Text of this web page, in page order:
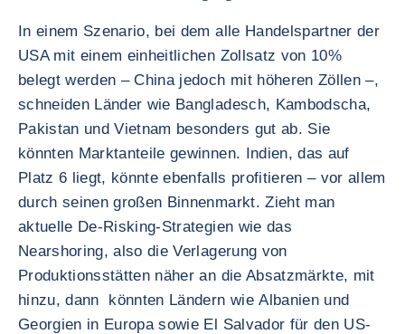
In einem Szenario, bei dem alle Handelspartner der
USA mit einem einheitlichen Zollsatz von 10%
belegt werden – China jedoch mit höheren Zöllen –,
schneiden Länder wie Bangladesch, Kambodscha,
Pakistan und Vietnam besonders gut ab. Sie
könnten Marktanteile gewinnen. Indien, das auf
Platz 6 liegt, könnte ebenfalls profitieren – vor allem
durch seinen großen Binnenmarkt. Zieht man
aktuelle De-Risking-Strategien wie das
Nearshoring, also die Verlagerung von
Produktionsstätten näher an die Absatzmärkte, mit
hinzu, dann könnten Ländern wie Albanien und
Georgien in Europa sowie El Salvador für den US-